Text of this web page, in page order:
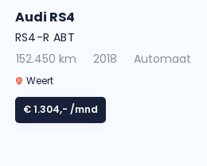
Audi RS4
RS4-R ABT
152.450 km
2018 Automaat
Weert
€ 1.304,- /mnd